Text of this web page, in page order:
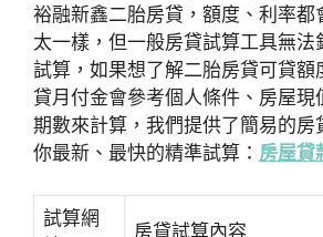
裕融新鑫二胎房貸，額度、利率都
太一樣，但一般房貸試算工具無法
試算，如果想了解二胎房貸可貸額
貸月付金會參考個人條件、房屋現
期數來計算，我們提供了簡易的房
你最新、最快的精準試算： 房屋貸
試算網
房貸試算內容